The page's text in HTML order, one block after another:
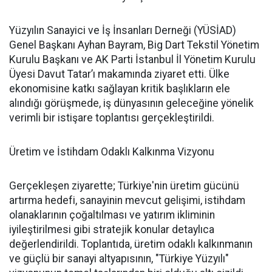
Yüzyılın Sanayici ve İş İnsanları Derneği (YÜSİAD)
Genel Başkanı Ayhan Bayram, Big Dart Tekstil Yönetim
Kurulu Başkanı ve AK Parti İstanbul İl Yönetim Kurulu
Üyesi Davut Tatar’ı makamında ziyaret etti. Ülke
ekonomisine katkı sağlayan kritik başlıkların ele
alındığı görüşmede, iş dünyasının geleceğine yönelik
verimli bir istişare toplantısı gerçekleştirildi.
Üretim ve İstihdam Odaklı Kalkınma Vizyonu
Gerçekleşen ziyarette; Türkiye'nin üretim gücünü
artırma hedefi, sanayinin mevcut gelişimi, istihdam
olanaklarının çoğaltılması ve yatırım ikliminin
iyileştirilmesi gibi stratejik konular detaylıca
değerlendirildi. Toplantıda, üretim odaklı kalkınmanın
ve güçlü bir sanayi altyapısının, "Türkiye Yüzyılı"